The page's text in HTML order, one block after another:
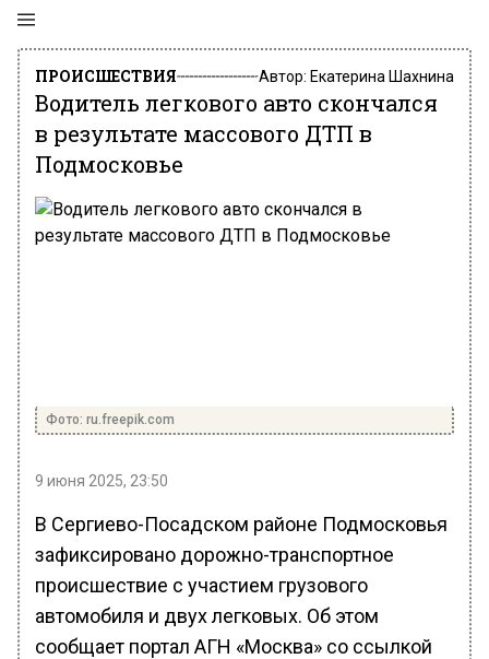
ПРОИСШЕСТВИЯ Автор: Екатерина Шахнина
Водитель легкового авто скончался
в результате массового ДТП в
Подмосковье
Фото: ru.freepik.com
9 июня 2025, 23:50
В Сергиево-Посадском районе Подмосковья
зафиксировано дорожно-транспортное
происшествие с участием грузового
автомобиля и двух легковых. Об этом
сообщает портал АГН «Москва» со ссылкой